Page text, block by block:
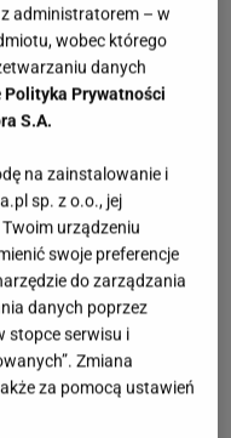
administratorem – w
wobec którego
danych
Polityka Prywatności
S.A.
na zainstalowanie i
sp. z o.o., jej
urządzeniu
swoje preferencje
do zarządzania
danych poprzez
stopce serwisu i
Zmiana
za pomocą ustawień